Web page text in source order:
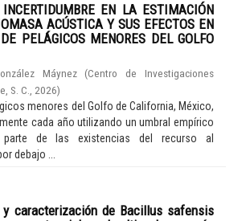
EN LA ESTIMACIÓN
ACÚSTICA Y SUS EFECTOS EN
PELÁGICOS MENORES DEL GOLFO
Máynez (Centro de Investigaciones
S. C.
2026)
menores del Golfo de California, México,
cada año utilizando un umbral empírico
de las existencias del recurso al
debajo ...
y caracterización de Bacillus safensis